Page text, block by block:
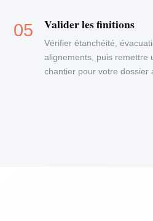
Valider les finitions
Vérifier étanchéité,
alignements, puis remettre
chantier pour votre dossier